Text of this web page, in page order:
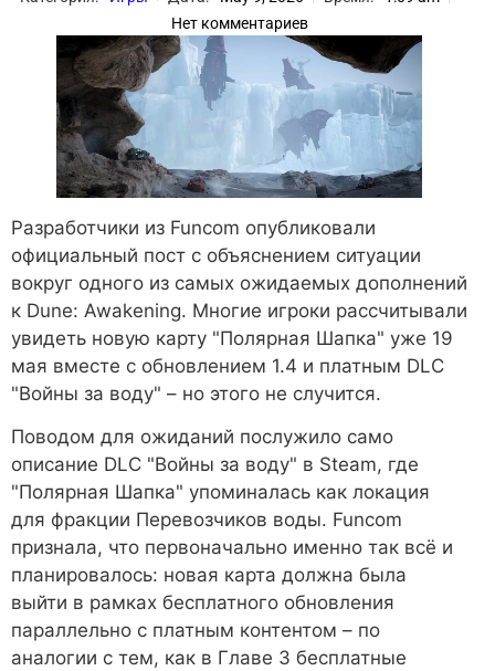
Нет комментариев
Разработчики из Funcom опубликовали
официальный пост с объяснением ситуации
вокруг одного из самых ожидаемых дополнений
к Dune: Awakening. Многие игроки рассчитывали
увидеть новую карту "Полярная Шапка" уже 19
мая вместе с обновлением 1.4 и платным DLC
"Войны за воду" – но этого не случится.
Поводом для ожиданий послужило само
описание DLC "Войны за воду" в Steam, где
"Полярная Шапка" упоминалась как локация
для фракции Перевозчиков воды. Funcom
признала, что первоначально именно так всё и
планировалось: новая карта должна была
выйти в рамках бесплатного обновления
параллельно с платным контентом – по
аналогии с тем, как в Главе 3 бесплатные